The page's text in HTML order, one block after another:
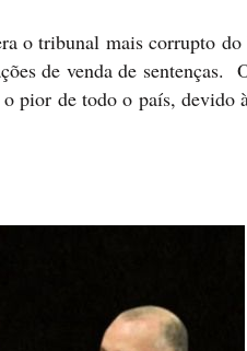
o tribunal mais corrupto
de venda de sentenças.
pior de todo o país, devido